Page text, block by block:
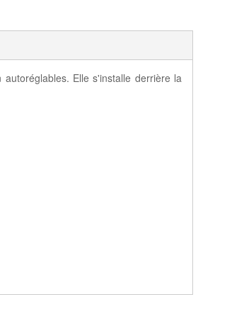
Elle s'installe derrière la